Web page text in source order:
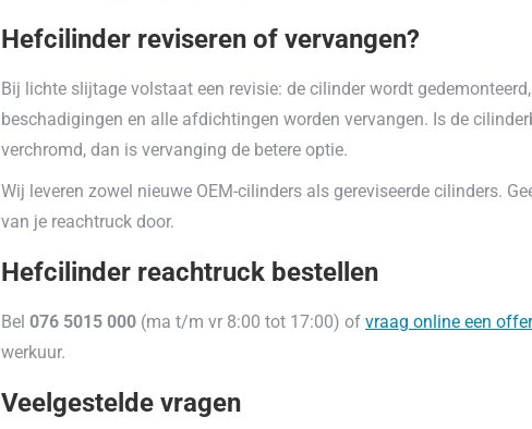
Hefcilinder reviseren of vervangen?
Bij lichte slijtage volstaat een revisie: de cilinder wordt
beschadigingen en alle afdichtingen worden vervangen. Is de
verchromd, dan is vervanging de betere optie.
Wij leveren zowel nieuwe OEM-cilinders als gereviseerde cilinders.
van je reachtruck door.
Hefcilinder reachtruck bestellen
Bel 076 5015 000 (ma t/m vr 8:00 tot 17:00) of vraag online een
werkuur.
Veelgestelde vragen